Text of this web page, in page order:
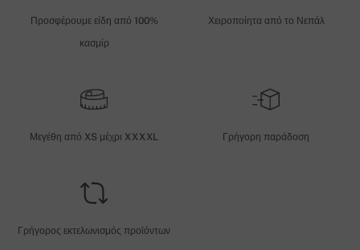
Προσφέρουμε είδη από 100%
κασμίρ
Χειροποίητα από το Νεπάλ
Μεγέθη από XS μέχρι XXXXL Γρήγορη παράδοση
Γρήγορος εκτελωνισμός προϊόντων